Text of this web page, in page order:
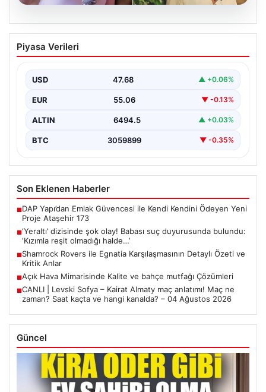
‘Yeraltı’ dizisinde şok olay! Babası suç
duyurusunda bulundu: ‘Kızımla reşit
Piyasa Verileri
USD 47.68 ▲ +0.06%
EUR 55.06 ▼ -0.13%
ALTIN 6494.5 ▲ +0.03%
BTC 3059899 ▼ -0.35%
Son Eklenen Haberler
■DAP Yapı’dan Emlak Güvencesi ile Kendi Kendini Ödeyen Yeni
Proje Ataşehir 173
■‘Yeraltı’ dizisinde şok olay! Babası suç duyurusunda bulundu:
‘Kızımla reşit olmadığı halde…’
■Shamrock Rovers ile Egnatia Karşılaşmasının Detaylı Özeti ve
Kritik Anlar
■Açık Hava Mimarisinde Kalite ve bahçe mutfağı Çözümleri
■CANLI | Levski Sofya – Kairat Almaty maç anlatımı! Maç ne
zaman? Saat kaçta ve hangi kanalda? – 04 Ağustos 2026
Güncel